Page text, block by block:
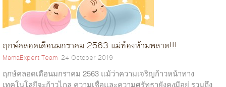
ฤกษ์คลอดเดือนมกราคม 2563 แม่ท้องห้ามพลาด!!!
MamaExpert Team 24 October 2019
ฤกษ์คลอดเดือนมกราคม 2563 แม้ว่าความเจริญก้าวหน้าทาง
เทคโนโลยีจะก้าวไกล ความเชื่อและความศรัทธายังคงมีอยู่ รวมถึง